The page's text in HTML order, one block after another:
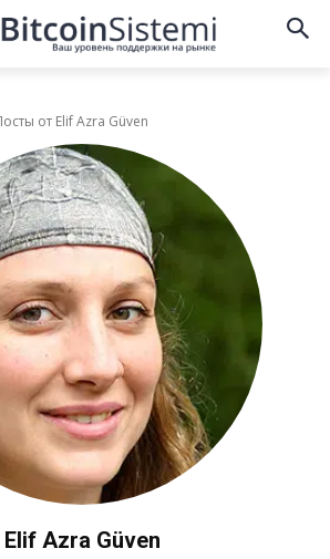
от Elif Azra Güven
Elif Azra Güven